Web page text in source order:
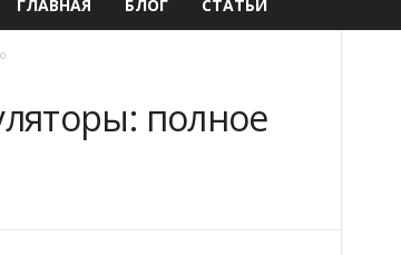
ГЛАВНАЯ БЛОГ СТАТЬИ
полное